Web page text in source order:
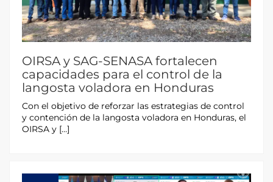
OIRSA y SAG-SENASA fortalecen
capacidades para el control de la
langosta voladora en Honduras
Con el objetivo de reforzar las estrategias de control
y contención de la langosta voladora en Honduras, el
OIRSA y […]